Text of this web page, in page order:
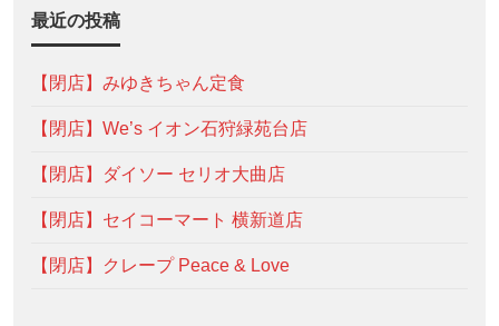
最近の投稿
【閉店】みゆきちゃん定食
【閉店】We’s イオン石狩緑苑台店
【閉店】ダイソー セリオ大曲店
【閉店】セイコーマート 横新道店
【閉店】クレープ Peace & Love